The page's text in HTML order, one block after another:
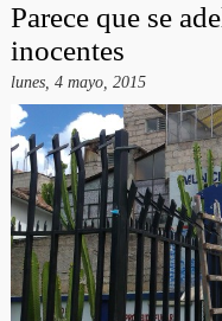
Parece que se
inocentes
lunes, 4 mayo, 2015